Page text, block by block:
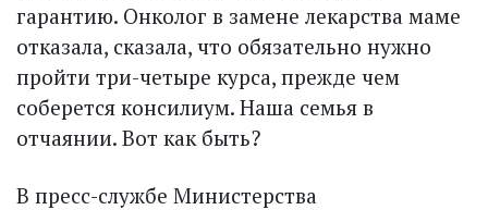
гарантию. Онколог в замене лекарства маме
отказала, сказала, что обязательно нужно
пройти три-четыре курса, прежде чем
соберется консилиум. Наша семья в
отчаянии. Вот как быть?
В пресс-службе Министерства